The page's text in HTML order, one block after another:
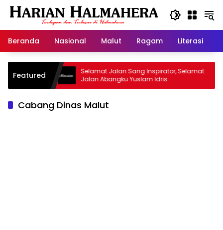
Langsung
Beranda
Nasional Malut Ragam Literasi
Featured
Selamat Jalan Sang Inspirator, Selamat
Jalan Abangku Yuslam Idris
Cabang Dinas Malut